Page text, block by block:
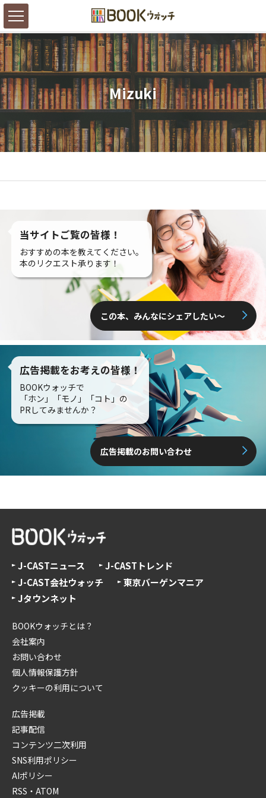
Mizuki
当サイトご覧の皆様！
おすすめの本を教えてください。
本のリクエスト承ります！
この本、みんなにシェアしたい〜
広告掲載をお考えの皆様！
BOOKウォッチで
「ホン」「モノ」「コト」の
PRしてみませんか？
広告掲載のお問い合わせ
J-CASTニュース
J-CASTトレンド
J-CAST会社ウォッチ
東京バーゲンマニア
Jタウンネット
BOOKウォッチとは？
会社案内
お問い合わせ
個人情報保護方針
クッキーの利用について
広告掲載
記事配信
コンテンツ二次利用
SNS利用ポリシー
AIポリシー
RSS・ATOM